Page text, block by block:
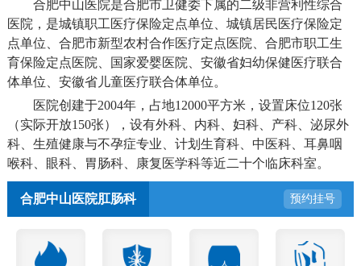
合肥中山医院是合肥市卫健委下属的二级非营利性综合
医院，是城镇职工医疗保险定点单位、城镇居民医疗保险定
点单位、合肥市新型农村合作医疗定点医院、合肥市职工生
育保险定点医院、国家爱婴医院、安徽省妇幼保健医疗联合
体单位、安徽省儿童医疗联合体单位。
医院创建于2004年，占地12000平方米，设置床位120张
（实际开放150张），设有外科、内科、妇科、产科、泌尿外
科、生殖健康与不孕症专业、计划生育科、中医科、耳鼻咽
喉科、眼科、胃肠科、康复医学科等近二十个临床科室。
合肥中山医院肛肠科 预约挂号